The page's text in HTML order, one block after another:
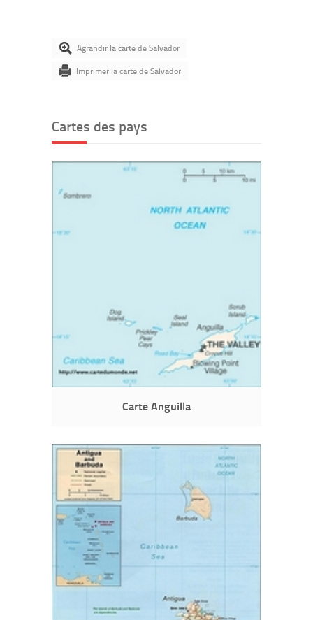
Agrandir la carte de Salvador
Imprimer la carte de Salvador
Cartes des pays
Carte Anguilla